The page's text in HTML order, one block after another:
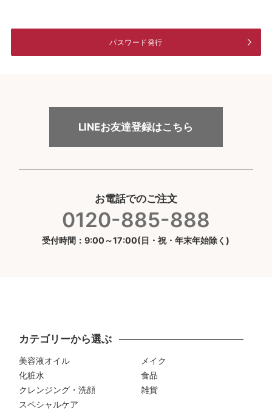
パスワード発行
LINEお友達登録はこちら
お電話でのご注文
0120-885-888
受付時間：9:00～17:00(日・祝・年末年始除く)
カテゴリーから選ぶ
美容液オイル
化粧水
クレンジング・洗顔
スペシャルケア
メイク
食品
雑貨